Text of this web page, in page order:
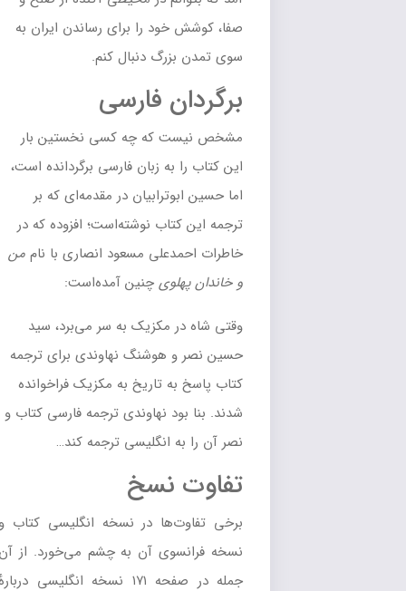
صفا، کوشش خود را برای رساندن ایران به
سوی تمدن بزرگ دنبال کنم.
برگردان فارسی
مشخص نیست که چه کسی نخستین بار
این کتاب را به زبان فارسی برگردانده است،
اما حسین ابوترابیان در مقدمه‌ای که بر
ترجمه این کتاب نوشته‌است؛ افزوده که در
خاطرات احمدعلی مسعود انصاری با ناممن
و خاندان پهلویچنین آمده‌است:
وقتی شاه در مکزیک به سر می‌برد، سید
حسین نصر و هوشنگ نهاوندی برای ترجمه
کتاب پاسخ به تاریخ به مکزیک فراخوانده
شدند. بنا بود نهاوندی ترجمه فارسی کتاب و
نصر آن را به انگلیسی ترجمه کند…
تفاوت نسخ
برخی تفاوت‌ها در نسخه انگلیسی کتاب و
نسخه فرانسوی آن به چشم می‌خورد. از آن
جمله در صفحه ۱۷۱ نسخه انگلیسی دربارهٔ